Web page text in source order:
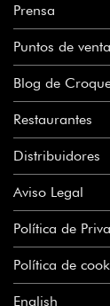
Prensa
Puntos de venta
Blog de
Restaurantes
Distribuidores
Aviso Legal
Política de
Política de
English